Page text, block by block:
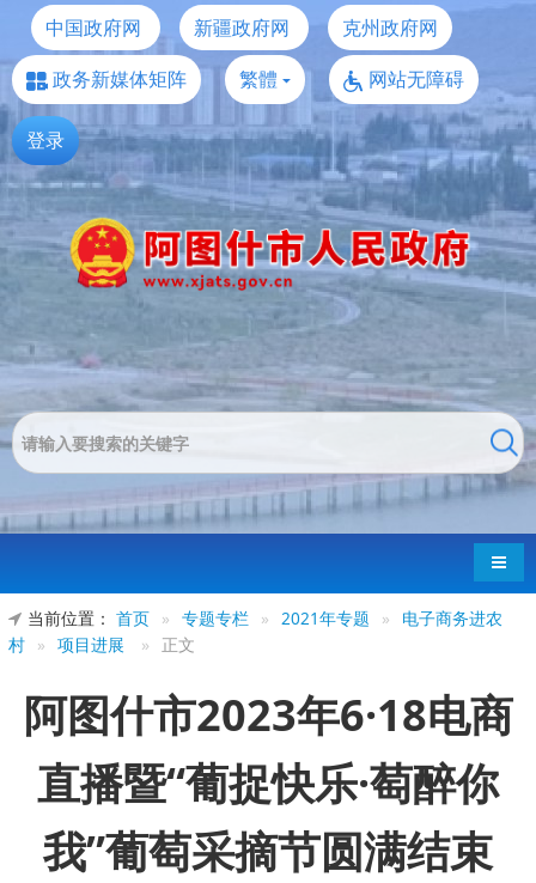
中国政府网 新疆政府网
克州政府网
政务新媒体矩阵
繁體 网站无障碍
登录
导航
当前位置： 首页 » 专题专栏 » 2021年专题 »
电子商务进农
村 » 项目进展 » 正文
阿图什市2023年6·18电商
直播暨“葡捉快乐·萄醉你
我”葡萄采摘节圆满结束